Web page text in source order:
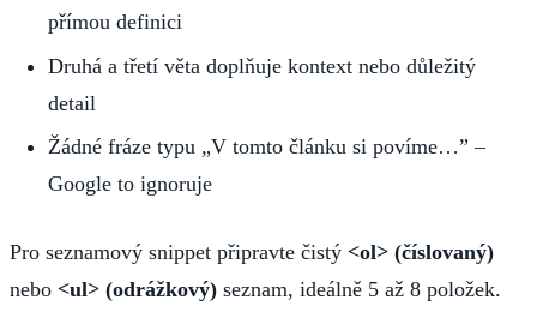
přímou definici
Druhá a třetí věta doplňuje kontext nebo důležitý
detail
Žádné fráze typu „V tomto článku si povíme…” –
Google to ignoruje
Pro seznamový snippet připravte čistý <ol> (číslovaný)
nebo <ul> (odrážkový) seznam, ideálně 5 až 8 položek.